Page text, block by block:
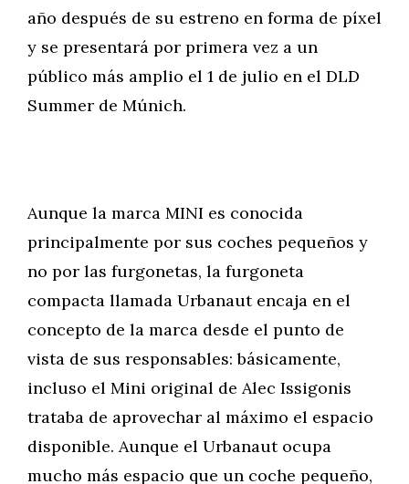
año después de su estreno en forma de píxel
y se presentará por primera vez a un
público más amplio el 1 de julio en el DLD
Summer de Múnich.
Aunque la marca MINI es conocida
principalmente por sus coches pequeños y
no por las furgonetas, la furgoneta
compacta llamada Urbanaut encaja en el
concepto de la marca desde el punto de
vista de sus responsables: básicamente,
incluso el Mini original de Alec Issigonis
trataba de aprovechar al máximo el espacio
disponible. Aunque el Urbanaut ocupa
mucho más espacio que un coche pequeño,